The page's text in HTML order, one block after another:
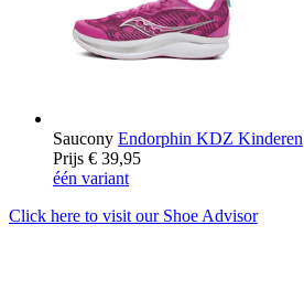
Saucony Endorphin KDZ Kinderen
Prijs € 39,95
één variant
Click here to visit our Shoe Advisor